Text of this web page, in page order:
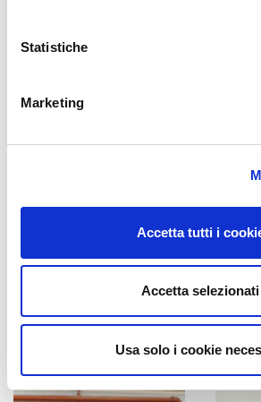
Statistiche
Marketing
Accetta tutti i
Accetta selezionati
Usa solo i cookie